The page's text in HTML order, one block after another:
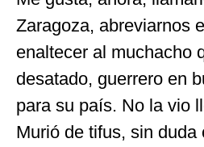
Zaragoza, abreviarnos
enaltecer al muchacho
desatado, guerrero en
para su país. No la vio
Murió de tifus, sin duda